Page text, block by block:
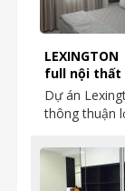
full nội thất
Dự án
thông thuận